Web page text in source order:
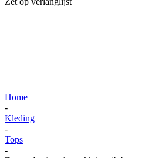
Home
-
Kleding
-
Tops
-